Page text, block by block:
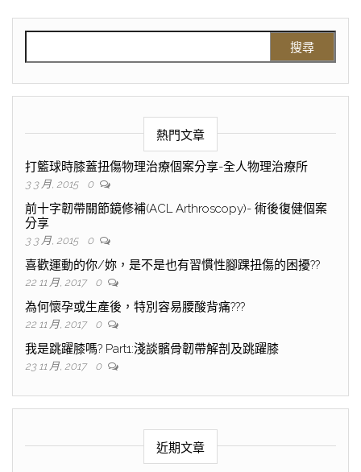
熱門文章
打籃球時膝蓋扭傷物理治療個案分享-全人物理治療所
3 3 月, 2015 0
前十字韌帶關節鏡修補(ACL Arthroscopy)- 術後復健個案
分享
3 3 月, 2015 0
喜歡運動的你/妳，是不是也有習慣性腳踝扭傷的困擾??
22 11 月, 2017 0
為何懷孕或生產後，特別容易腰酸背痛???
22 11 月, 2017 0
我是跳躍膝嗎? Part1:淺談髕骨韌帶解剖及跳躍膝
23 11 月, 2017 0
近期文章